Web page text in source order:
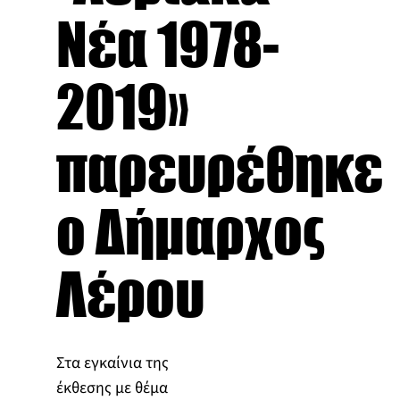
Νέα 1978-
2019»
παρευρέθηκε
ο Δήμαρχος
Λέρου
Στα εγκαίνια της
έκθεσης με θέμα